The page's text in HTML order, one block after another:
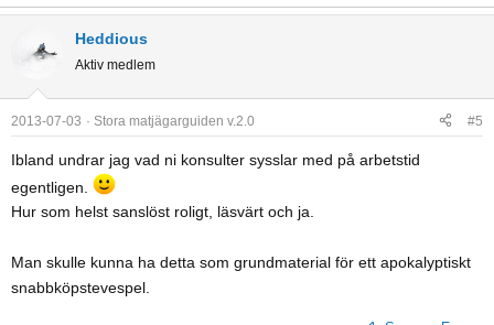
Heddious
Aktiv medlem
2013-07-03 Stora matjägarguiden v.2.0 #5
Ibland undrar jag vad ni konsulter sysslar med på arbetstid
egentligen.
Hur som helst sanslöst roligt, läsvärt och ja.
Man skulle kunna ha detta som grundmaterial för ett apokalyptiskt
snabbköpstevespel.